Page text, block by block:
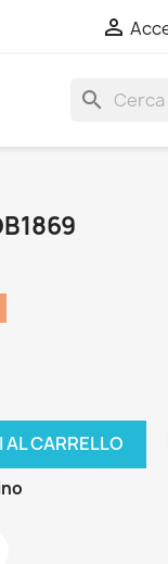

search
AL CARRELLO